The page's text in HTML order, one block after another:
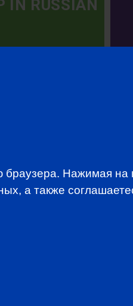
IN RUSSIAN
events an
Нажимая на
а также